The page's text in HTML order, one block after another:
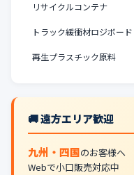
リサイクルコンテナ
トラック緩衝材ロジボード
再生プラスチック原料
🚚 遠方エリア歓迎
九州・四国のお客様へ
Webで小口販売対応中